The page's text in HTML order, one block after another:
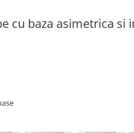
cu baza asimetrica si